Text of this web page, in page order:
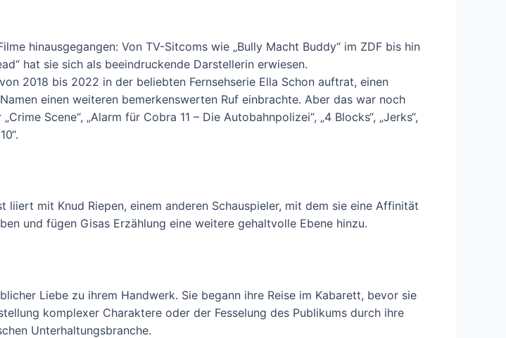
hinausgegangen: Von TV-Sitcoms wie „Bully Macht Buddy“ im ZDF bis hin
hat sie sich als beeindruckende Darstellerin erwiesen.
2018 bis 2022 in der beliebten Fernsehserie Ella Schon auftrat, einen
einen weiteren bemerkenswerten Ruf einbrachte. Aber das war noch
Scene“, „Alarm für Cobra 11 – Die Autobahnpolizei“, „4 Blocks“, „Jerks“,
mit Knud Riepen, einem anderen Schauspieler, mit dem sie eine Affinität
und fügen Gisas Erzählung eine weitere gehaltvolle Ebene hinzu.
Liebe zu ihrem Handwerk. Sie begann ihre Reise im Kabarett, bevor sie
komplexer Charaktere oder der Fesselung des Publikums durch ihre
Unterhaltungsbranche.